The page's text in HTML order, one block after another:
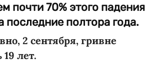
почти 70% этого падения
последние полтора года.
2 сентября, гривне
лет.